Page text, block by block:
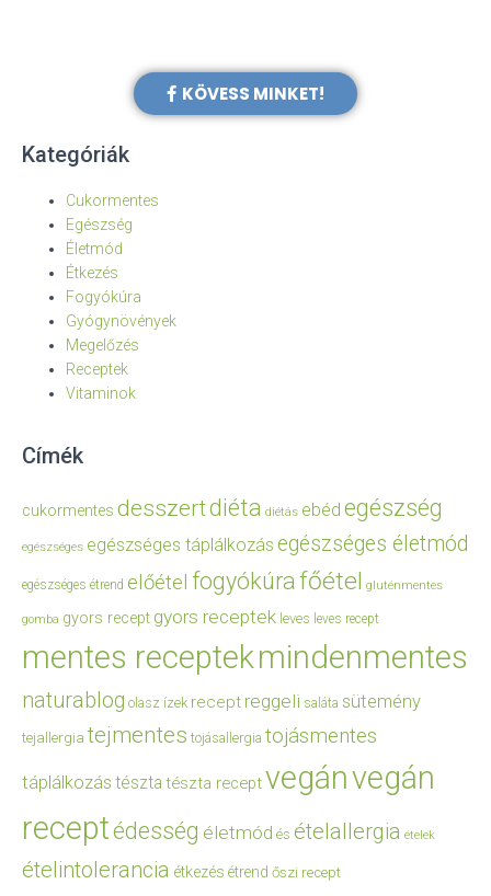
KÖVESS MINKET!
Kategóriák
Cukormentes
Egészség
Életmód
Étkezés
Fogyókúra
Gyógynövények
Megelőzés
Receptek
Vitaminok
Címék
cukormentes desszertdiéta diétás ebéd egészség
egészséges egészséges táplálkozás egészséges életmód
egészséges étrend előétel fogyókúrafőétel gluténmentes
gomba gyors recept gyors receptek leves leves recept
mentes receptekmindenmentes
naturablog olasz ízek recept reggeli saláta sütemény
tejallergia tejmentes tojásallergia tojásmentes
táplálkozás tészta tészta receptvegánvegán
receptédesség életmód és ételallergia ételek
ételintolerancia étkezés étrend őszi recept